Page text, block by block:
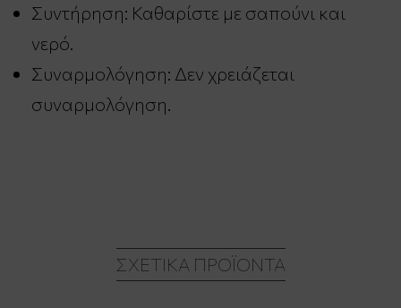
Συντήρηση: Καθαρίστε με σαπούνι και
νερό.
Συναρμολόγηση: Δεν χρειάζεται
συναρμολόγηση.
ΣΧΕΤΙΚΆ ΠΡΟΪΌΝΤΑ